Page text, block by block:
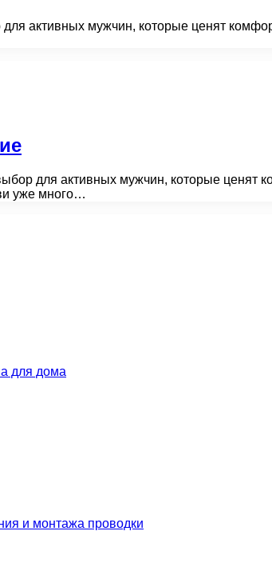
активных мужчин, которые ценят
для активных мужчин, которые ценят
уже много…
для дома
и монтажа проводки